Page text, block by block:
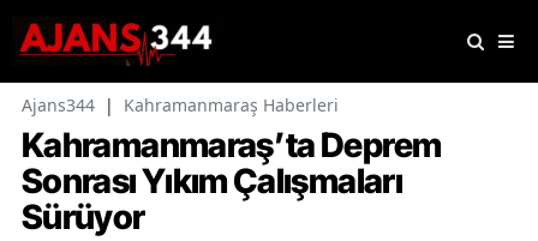
Ajans344 | Kahramanmaraş Haberleri
Kahramanmaraş’ta Deprem
Sonrası Yıkım Çalışmaları
Sürüyor